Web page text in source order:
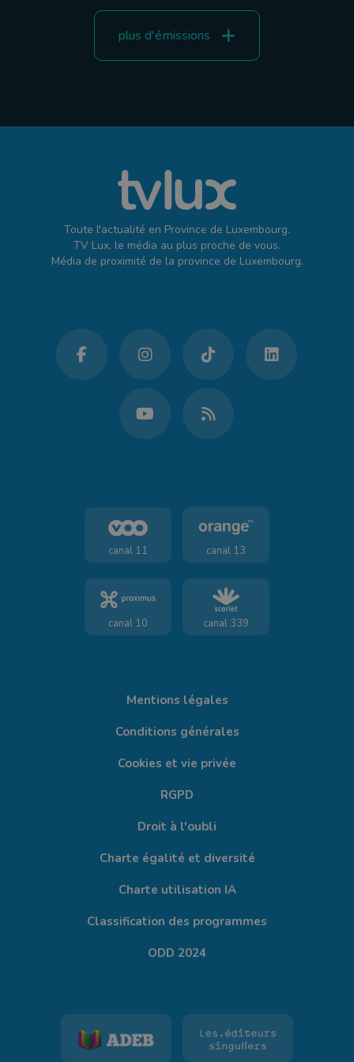
plus d'émissions
Toute l'actualité en Province de Luxembourg.
TV Lux, le média au plus proche de vous.
Média de proximité de la province de Luxembourg.
canal 11 canal 13
canal 10 canal 339
Mentions légales
Conditions générales
Cookies et vie privée
RGPD
Droit à l'oubli
Charte égalité et diversité
Charte utilisation IA
Classification des programmes
ODD 2024